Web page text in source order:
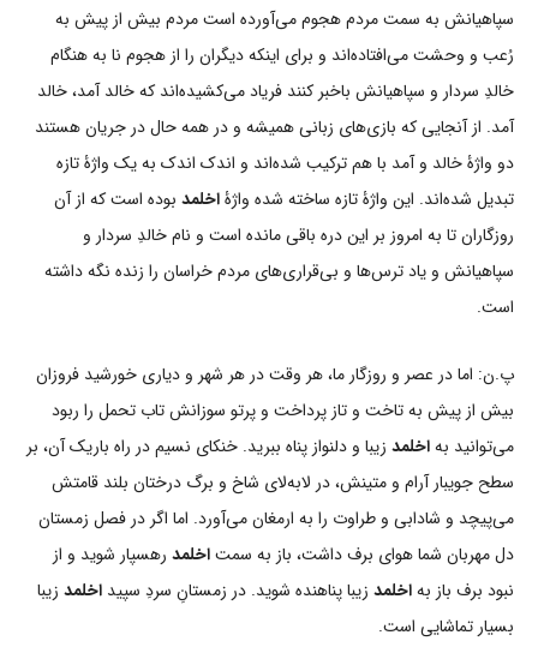
سپاهیانش به سمت مردم هجوم می‌آورده است مردم بیش از پیش به
رُعب و وحشت می‌افتاده‌اند و برای اینکه دیگران را از هجوم نا به هنگام
خالدِ سردار و سپاهیانش باخبر کنند فریاد می‌کشیده‌اند که خالد آمد، خالد
آمد. از آنجایی که بازی‌های زبانی همیشه و در همه حال در جریان هستند
دو واژۀ خالد و آمد با هم ترکیب شده‌اند و اندک اندک به یک واژۀ تازه
تبدیل شده‌اند. این واژۀ تازه ساخته شده واژۀاخلمد بوده است که از آن
روزگاران تا به امروز بر این دره باقی مانده است و نام خالدِ سردار و
سپاهیانش و یاد ترس‌ها و بی‌قراری‌های مردم خراسان را زنده نگه داشته
است.
پ.ن: اما در عصر و روزگار ما، هر وقت در هر شهر و دیاری خورشید فروزان
بیش از پیش به تاخت و تاز پرداخت و پرتو سوزانش تاب تحمل را ربود
می‌توانید بهاخلمد زیبا و دلنواز پناه ببرید. خنکای نسیم در راه باریک آن، بر
سطح جویبار آرام و متینش، در لابه‌لای شاخ و برگ درختان بلند قامتش
می‌پیچد و شادابی و طراوت را به ارمغان می‌آورد. اما اگر در فصل زمستان
دل مهربان شما هوای برف داشت، باز به سمتاخلمد رهسپار شوید و از
نبود برف باز بهاخلمد زیبا پناهنده شوید. در زمستانِ سردِ سپید اخلمد زیبا
بسیار تماشایی است.